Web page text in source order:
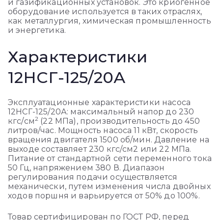
и газификационных установок. Это криогенное
оборудование используется в таких отраслях,
как металлургия, химическая промышленность
и энергетика.
Характеристики
12НСГ-125/20А
Эксплуатационные характеристики насоса
12НСГ-125/20А: максимальный напор до 230
кгс/см2 (22 МПа), производительность до 450
литров/час. Мощность насоса 11 кВт, скорость
вращения двигателя 1500 об/мин. Давление на
выходе составляет 230 кгс/см2 или 22 МПа.
Питание от стандартной сети переменного тока
50 Гц, напряжением 380 В. Диапазон
регулирования подачи осуществляется
механически, путем изменения числа двойных
ходов поршня и варьируется от 50% до 100%.
Товар сертифицирован по ГОСТ РФ, перед